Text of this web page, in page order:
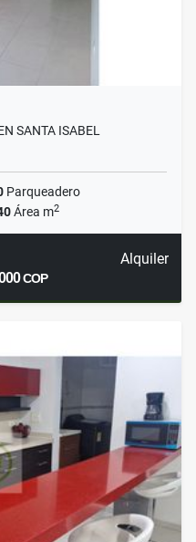
SANTA ISABEL
Parqueadero
Área m2
Alquiler
COP